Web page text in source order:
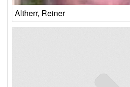
Altherr, Reiner